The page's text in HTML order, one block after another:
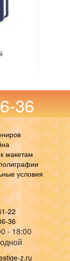
36
макетам
условия
22
36
- 18:00
z.ru